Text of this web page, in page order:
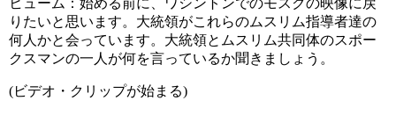
ヒューム：始める前に、ワシントンでのモスクの映像に戻
りたいと思います。大統領がこれらのムスリム指導者達の
何人かと会っています。大統領とムスリム共同体のスポー
クスマンの一人が何を言っているか聞きましょう。
(ビデオ・クリップが始まる)